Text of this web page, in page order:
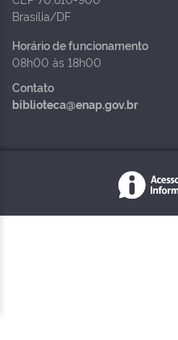
Brasília/DF
Horário de funcionamento
08h00 às 18h00
Contato
biblioteca@enap.gov.br